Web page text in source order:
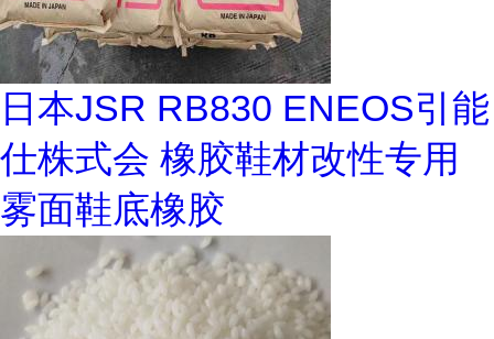
日本JSR RB830 ENEOS引能
仕株式会 橡胶鞋材改性专用
雾面鞋底橡胶